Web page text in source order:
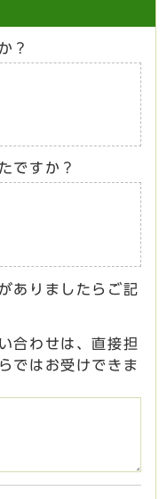
？
ですか？
ありましたらご記
合わせは、直接担
ではお受けできま